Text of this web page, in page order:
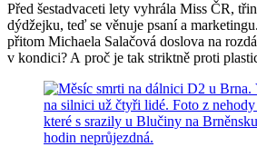
Před šestadvaceti lety vyhrála Miss ČR,
dýdžejku, teď se věnuje psaní a
přitom Michaela Salačová doslova na
v kondici? A proč je tak striktně proti